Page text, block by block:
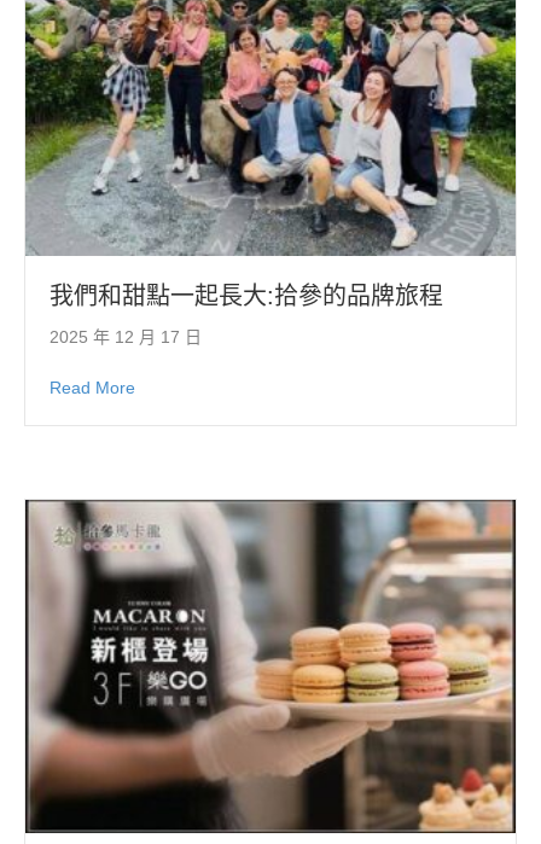
我們和甜點一起長大:拾參的品牌旅程
2025 年 12 月 17 日
Read More